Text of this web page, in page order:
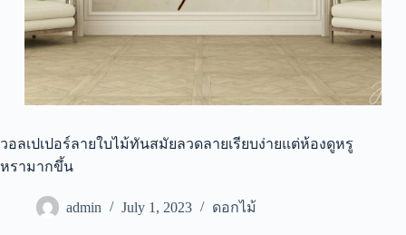
วอลเปเปอร์ลายใบไม้ทันสมัยลวดลายเรียบง่ายแต่ห้องดูหรู
หรามากขึ้น
admin July 1, 2023 ดอกไม้